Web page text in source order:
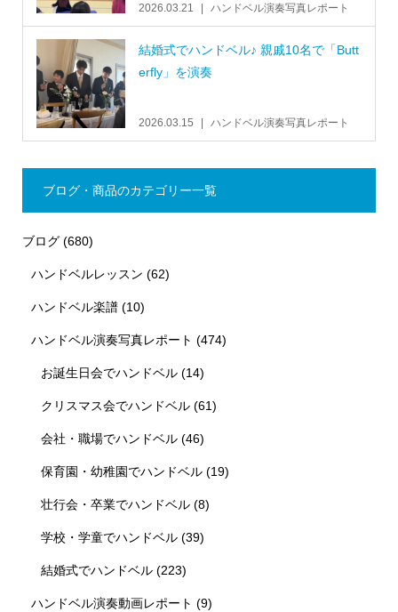
2026.03.21 ハンドベル演奏写真レポート
結婚式でハンドベル♪ 親戚10名で「Butt
erfly」を演奏
2026.03.15 ハンドベル演奏写真レポート
ブログ・商品のカテゴリー一覧
ブログ(680)
ハンドベルレッスン (62)
ハンドベル楽譜 (10)
ハンドベル演奏写真レポート (474)
お誕生日会でハンドベル(14)
クリスマス会でハンドベル(61)
会社・職場でハンドベル(46)
保育園・幼稚園でハンドベル(19)
壮行会・卒業でハンドベル(8)
学校・学童でハンドベル(39)
結婚式でハンドベル(223)
ハンドベル演奏動画レポート (9)